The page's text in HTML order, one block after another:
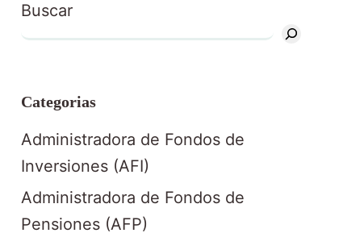
Buscar
Categorias
Administradora de Fondos de
Inversiones (AFI)
Administradora de Fondos de
Pensiones (AFP)